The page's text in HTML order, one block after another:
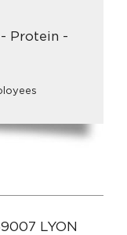
Protein -
LYON